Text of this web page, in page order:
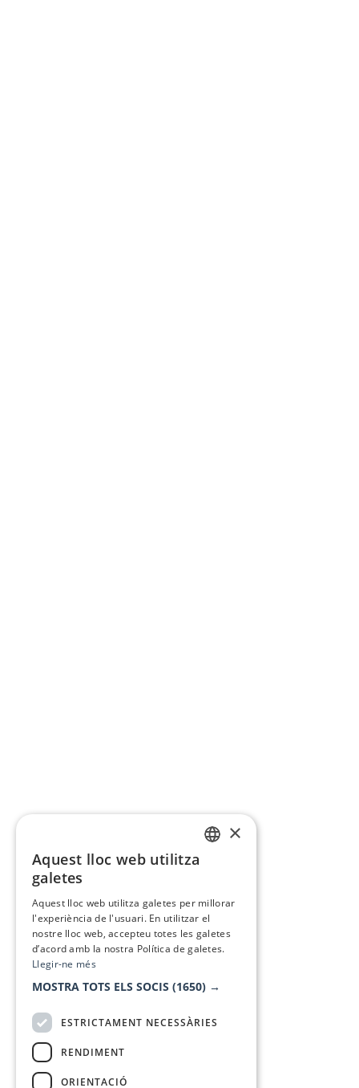
×
Aquest lloc web utilitza
galetes
Aquest lloc web utilitza galetes per millorar
l'experiència de l'usuari. En utilitzar el
nostre lloc web, accepteu totes les galetes
d’acord amb la nostra Política de galetes.
Llegir-ne més
MOSTRA TOTS ELS SOCIS (1650) →
ESTRICTAMENT NECESSÀRIES
RENDIMENT
ORIENTACIÓ